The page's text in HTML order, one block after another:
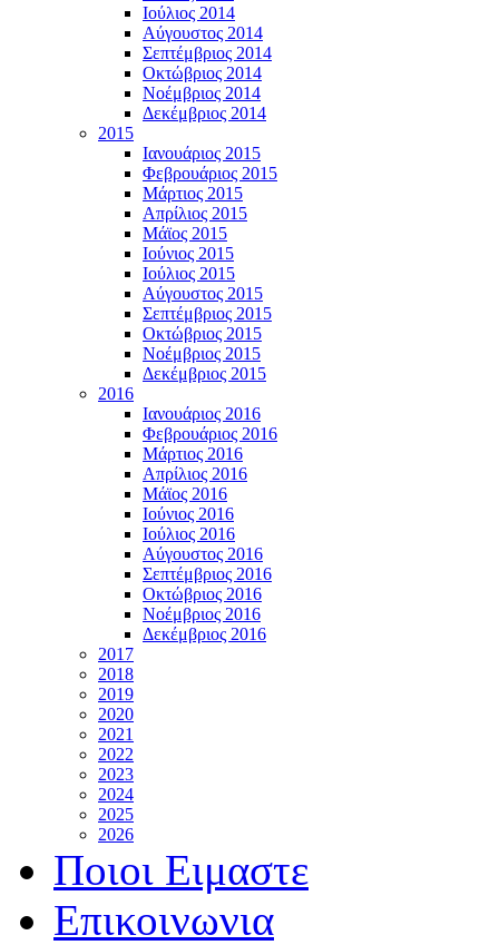
Ιούλιος 2014
Αύγουστος 2014
Σεπτέμβριος 2014
Οκτώβριος 2014
Νοέμβριος 2014
Δεκέμβριος 2014
2015
Ιανουάριος 2015
Φεβρουάριος 2015
Μάρτιος 2015
Απρίλιος 2015
Μάϊος 2015
Ιούνιος 2015
Ιούλιος 2015
Αύγουστος 2015
Σεπτέμβριος 2015
Οκτώβριος 2015
Νοέμβριος 2015
Δεκέμβριος 2015
2016
Ιανουάριος 2016
Φεβρουάριος 2016
Μάρτιος 2016
Απρίλιος 2016
Μάϊος 2016
Ιούνιος 2016
Ιούλιος 2016
Αύγουστος 2016
Σεπτέμβριος 2016
Οκτώβριος 2016
Νοέμβριος 2016
Δεκέμβριος 2016
2017
2018
2019
2020
2021
2022
2023
2024
2025
2026
Ποιοι Ειμαστε
Επικοινωνια